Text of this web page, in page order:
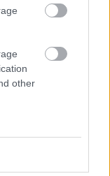
other